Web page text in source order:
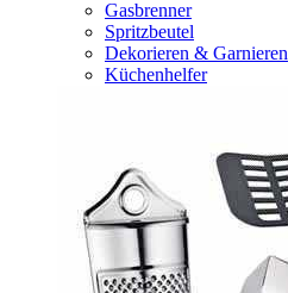
Gasbrenner
Spritzbeutel
Dekorieren & Garnieren
Küchenhelfer